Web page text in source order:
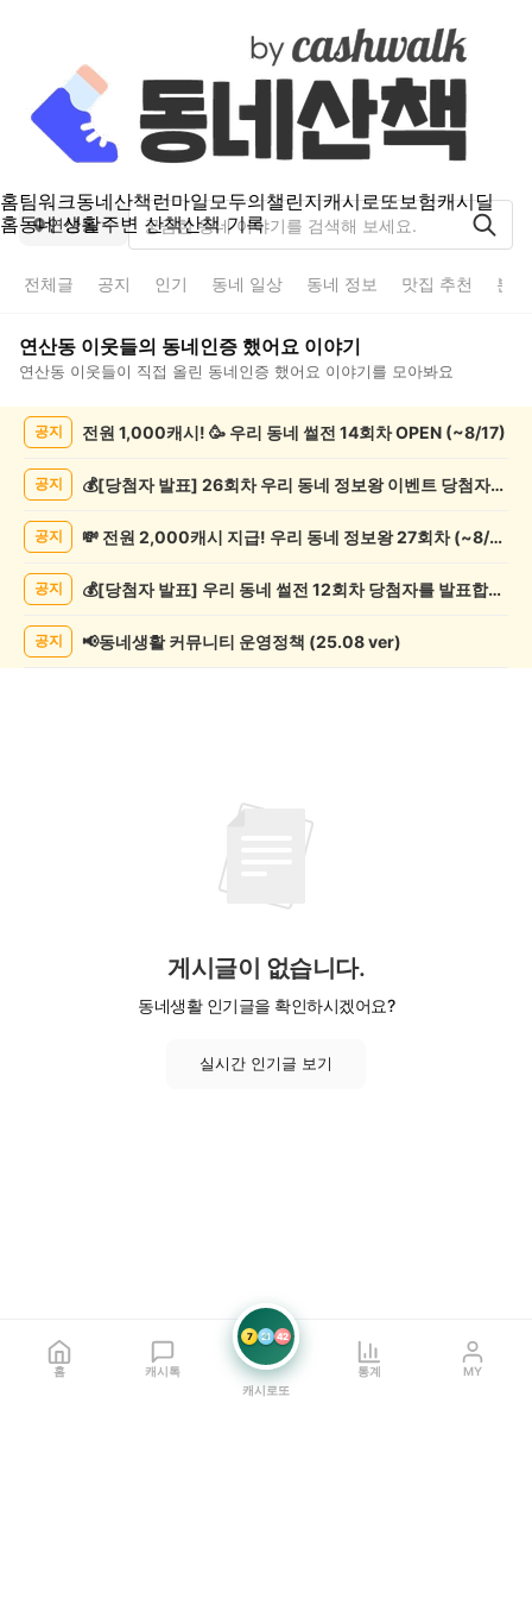
홈팀워크동네산책런마일모두의챌린지캐시로또보험캐시딜
홈동네 생활주변 산책산책 기록
연산동
전체글 공지 인기 동네 일상 동네 정보 맛집 추천 분
연산동 이웃들의 동네인증 했어요 이야기
연산동 이웃들이 직접 올린 동네인증 했어요 이야기를 모아봐요
시
공지 전원 1,000캐시! 🥳 우리 동네 썰전 14회차 OPEN (~8/17)
공지 💰[당첨자 발표] 26회차 우리 동네 정보왕 이벤트 당첨자를 발표합니다!
공지 💸 전원 2,000캐시 지급! 우리 동네 정보왕 27회차 (~8/10)
공지 💰[당첨자 발표] 우리 동네 썰전 12회차 당첨자를 발표합니다!
공지 📢동네생활 커뮤니티 운영정책 (25.08 ver)
게시글이 없습니다.
동네생활 인기글을 확인하시겠어요?
실시간 인기글 보기
홈 캐시톡
7 21 42
캐시로또
통계 MY